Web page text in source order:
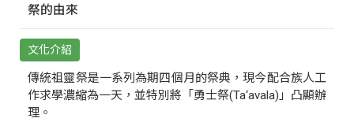
祭的由來
文化介紹
傳統祖靈祭是一系列為期四個月的祭典，現今配合族人工
作求學濃縮為一天，並特別將「勇士祭(Ta‘avala)」凸顯辦
理。